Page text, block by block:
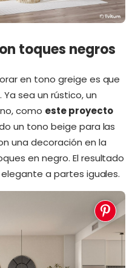
toques negros
en tono greige es que
sea un rústico, un
como este proyecto
un tono beige para las
una decoración en la
en negro. El resultado
a partes iguales.